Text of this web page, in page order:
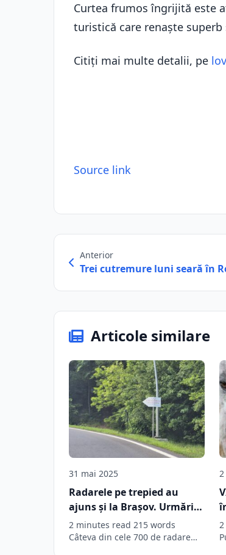
Curtea frumos îngrijită este
turistică care renaște
Citiți mai multe detalii, pe
Source link
Anterior
Trei cutremure luni seară în
Articole similare
31 mai 2025
Radarele pe trepied au
ajuns și la Brașov. Urmăriți
cutia poștală, cine știe ce
surprize o să aveți
2 minutes read 215 words
Câteva din cele 700 de radare